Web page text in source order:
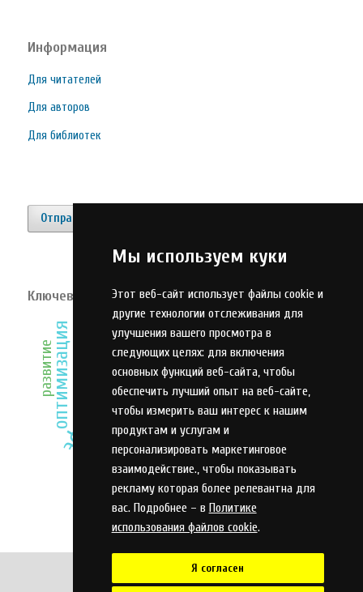
Мы используем куки
Этот веб-сайт использует файлы cookie и
другие технологии отслеживания для
улучшения вашего просмотра в
следующих целях: для включения
основных функций веб-сайта, чтобы
обеспечить лучший опыт на веб-сайте,
чтобы измерить ваш интерес к нашим
продуктам и услугам и
персонализировать маркетинговое
взаимодействие., чтобы показывать
рекламу которая более релевантна для
вас. Подробнее – в Политике
использования файлов cookie.
Я согласен
Информация
Для читателей
Для авторов
Для библиотек
Отправить материал
Ключевые слова
инновации
эффективностьконкурентоспособность
оптимизация управление
метод конечных элементов
проектирование
инвестиции
модель
качество
анализ оружие
оценка
адаптация
образование
профессиональное образование
предприятие
развитие система